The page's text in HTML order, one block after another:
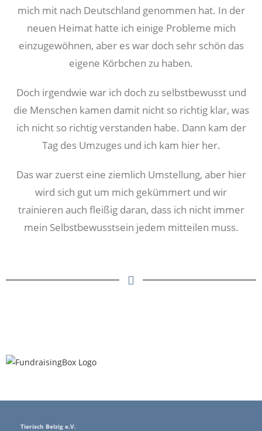
mich mit nach Deutschland genommen hat. In der
neuen Heimat hatte ich einige Probleme mich
einzugewöhnen, aber es war doch sehr schön das
eigene Körbchen zu haben.
Doch irgendwie war ich doch zu selbstbewusst und
die Menschen kamen damit nicht so richtig klar, was
ich nicht so richtig verstanden habe. Dann kam der
Tag des Umzuges und ich kam hier her.
Das war zuerst eine ziemlich Umstellung, aber hier
wird sich gut um mich gekümmert und wir
trainieren auch fleißig daran, dass ich nicht immer
mein Selbstbewusstsein jedem mitteilen muss.
Tierisch Belzig e.V.